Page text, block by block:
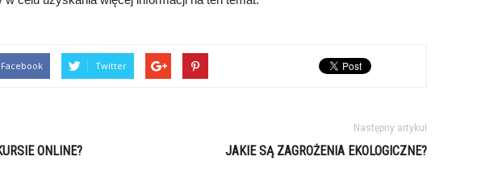
Facebook Twitter
ONLINE?
Następny artykuł
JAKIE SĄ ZAGROŻENIA EKOLOGICZNE?